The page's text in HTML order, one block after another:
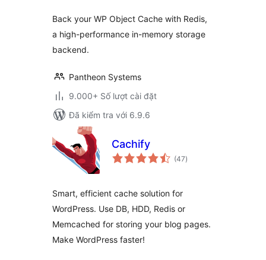
Back your WP Object Cache with Redis,
a high-performance in-memory storage
backend.
Pantheon Systems
9.000+ Số lượt cài đặt
Đã kiểm tra với 6.9.6
Cachify
(47tổng
đánh
)
Smart, efficient cache solution for
WordPress. Use DB, HDD, Redis or
Memcached for storing your blog pages.
Make WordPress faster!